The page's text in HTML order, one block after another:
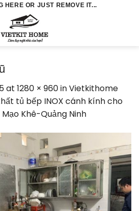
HERE OR JUST REMOVE IT...
at 1280 × 960inVietkithome
tủ bếp INOX cánh kính cho
Khê-Quảng Ninh